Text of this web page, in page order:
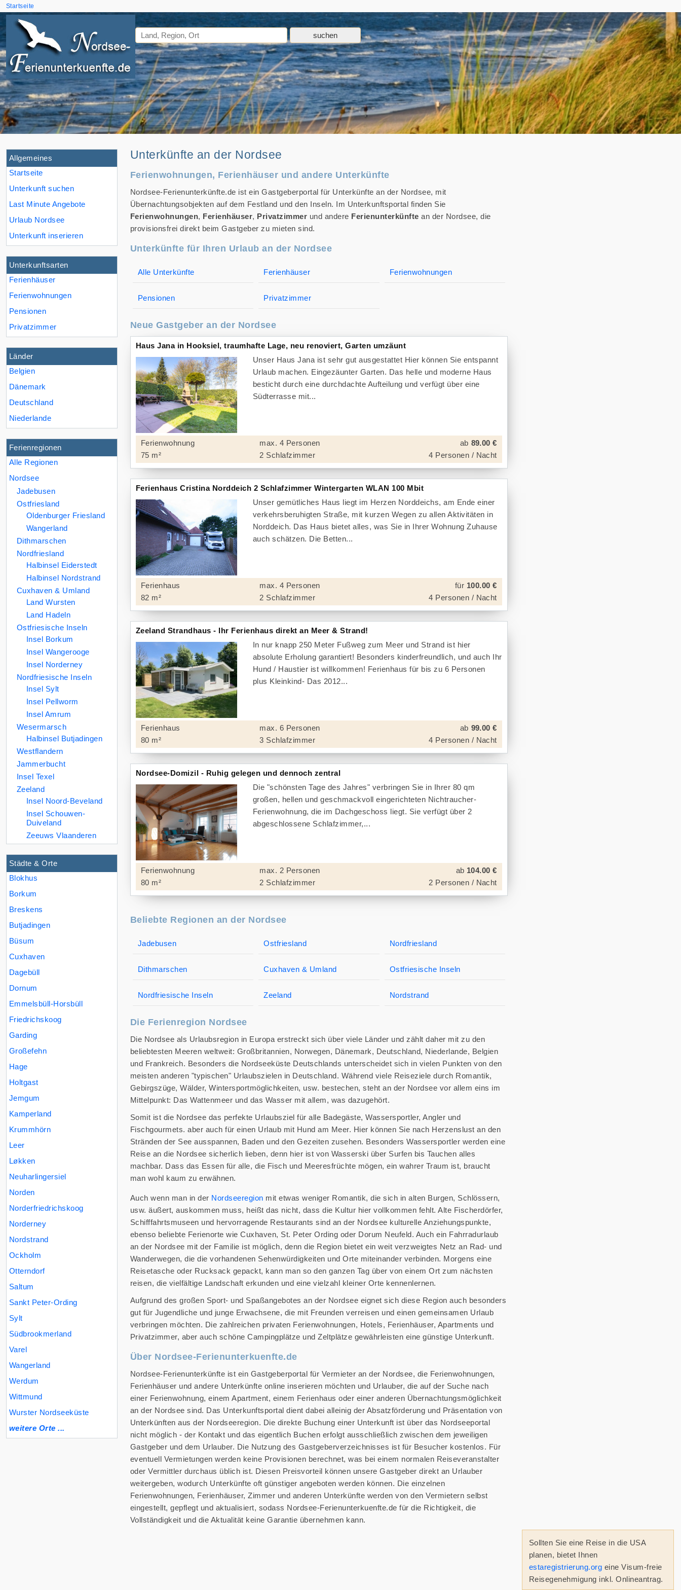
Startseite
Allgemeines
Startseite
Unterkunft suchen
Last Minute Angebote
Urlaub Nordsee
Unterkunft inserieren
Unterkunftsarten
Ferienhäuser
Ferienwohnungen
Pensionen
Privatzimmer
Länder
Belgien
Dänemark
Deutschland
Niederlande
Ferienregionen
Alle Regionen
Nordsee
Jadebusen
Ostfriesland
Oldenburger Friesland
Wangerland
Dithmarschen
Nordfriesland
Halbinsel Eiderstedt
Halbinsel Nordstrand
Cuxhaven & Umland
Land Wursten
Land Hadeln
Ostfriesische Inseln
Insel Borkum
Insel Wangerooge
Insel Norderney
Nordfriesische Inseln
Insel Sylt
Insel Pellworm
Insel Amrum
Wesermarsch
Halbinsel Butjadingen
Westflandern
Jammerbucht
Insel Texel
Zeeland
Insel Noord-Beveland
Insel Schouwen-
Duiveland
Zeeuws Vlaanderen
Städte & Orte
Blokhus
Borkum
Breskens
Butjadingen
Büsum
Cuxhaven
Dagebüll
Dornum
Emmelsbüll-Horsbüll
Friedrichskoog
Garding
Großefehn
Hage
Holtgast
Jemgum
Kamperland
Krummhörn
Leer
Løkken
Neuharlingersiel
Norden
Norderfriedrichskoog
Norderney
Nordstrand
Ockholm
Otterndorf
Saltum
Sankt Peter-Ording
Sylt
Südbrookmerland
Varel
Wangerland
Werdum
Wittmund
Wurster Nordseeküste
weitere Orte ...
Unterkünfte an der Nordsee
Ferienwohnungen, Ferienhäuser und andere Unterkünfte
Nordsee-Ferienunterkünfte.de ist ein Gastgeberportal für Unterkünfte an der Nordsee, mit
Übernachtungsobjekten auf dem Festland und den Inseln. Im Unterkunftsportal finden Sie
Ferienwohnungen, Ferienhäuser, Privatzimmer und andere Ferienunterkünfte an der Nordsee, die
provisionsfrei direkt beim Gastgeber zu mieten sind.
Unterkünfte für Ihren Urlaub an der Nordsee
Alle Unterkünfte Ferienhäuser Ferienwohnungen
Pensionen Privatzimmer
Neue Gastgeber an der Nordsee
Haus Jana in Hooksiel, traumhafte Lage, neu renoviert, Garten umzäunt
Unser Haus Jana ist sehr gut ausgestattet Hier können Sie entspannt
Urlaub machen. Eingezäunter Garten. Das helle und moderne Haus
besticht durch eine durchdachte Aufteilung und verfügt über eine
Südterrasse mit...
Ferienwohnung
75 m²
max. 4 Personen
2 Schlafzimmer
ab 89.00 €
4 Personen / Nacht
Ferienhaus Cristina Norddeich 2 Schlafzimmer Wintergarten WLAN 100 Mbit
Unser gemütliches Haus liegt im Herzen Norddeichs, am Ende einer
verkehrsberuhigten Straße, mit kurzen Wegen zu allen Aktivitäten in
Norddeich. Das Haus bietet alles, was Sie in Ihrer Wohnung Zuhause
auch schätzen. Die Betten...
Ferienhaus
82 m²
max. 4 Personen
2 Schlafzimmer
für 100.00 €
4 Personen / Nacht
Zeeland Strandhaus - Ihr Ferienhaus direkt an Meer & Strand!
In nur knapp 250 Meter Fußweg zum Meer und Strand ist hier
absolute Erholung garantiert! Besonders kinderfreundlich, und auch Ihr
Hund / Haustier ist willkommen! Ferienhaus für bis zu 6 Personen
plus Kleinkind- Das 2012...
Ferienhaus
80 m²
max. 6 Personen
3 Schlafzimmer
ab 99.00 €
4 Personen / Nacht
Nordsee-Domizil - Ruhig gelegen und dennoch zentral
Die "schönsten Tage des Jahres" verbringen Sie in Ihrer 80 qm
großen, hellen und geschmackvoll eingerichteten Nichtraucher-
Ferienwohnung, die im Dachgeschoss liegt. Sie verfügt über 2
abgeschlossene Schlafzimmer,...
Ferienwohnung
80 m²
max. 2 Personen
2 Schlafzimmer
ab 104.00 €
2 Personen / Nacht
Beliebte Regionen an der Nordsee
Jadebusen Ostfriesland Nordfriesland
Dithmarschen Cuxhaven & Umland Ostfriesische Inseln
Nordfriesische Inseln Zeeland Nordstrand
Die Ferienregion Nordsee
Die Nordsee als Urlaubsregion in Europa erstreckt sich über viele Länder und zählt daher mit zu den
beliebtesten Meeren weltweit: Großbritannien, Norwegen, Dänemark, Deutschland, Niederlande, Belgien
und Frankreich. Besonders die Nordseeküste Deutschlands unterscheidet sich in vielen Punkten von den
meisten anderen "typischen" Urlaubszielen in Deutschland. Während viele Reiseziele durch Romantik,
Gebirgszüge, Wälder, Wintersportmöglichkeiten, usw. bestechen, steht an der Nordsee vor allem eins im
Mittelpunkt: Das Wattenmeer und das Wasser mit allem, was dazugehört.
Somit ist die Nordsee das perfekte Urlaubsziel für alle Badegäste, Wassersportler, Angler und
Fischgourmets. aber auch für einen Urlaub mit Hund am Meer. Hier können Sie nach Herzenslust an den
Stränden der See ausspannen, Baden und den Gezeiten zusehen. Besonders Wassersportler werden eine
Reise an die Nordsee sicherlich lieben, denn hier ist von Wasserski über Surfen bis Tauchen alles
machbar. Dass das Essen für alle, die Fisch und Meeresfrüchte mögen, ein wahrer Traum ist, braucht
man wohl kaum zu erwähnen.
Auch wenn man in der Nordseeregion mit etwas weniger Romantik, die sich in alten Burgen, Schlössern,
usw. äußert, auskommen muss, heißt das nicht, dass die Kultur hier vollkommen fehlt. Alte Fischerdörfer,
Schifffahrtsmuseen und hervorragende Restaurants sind an der Nordsee kulturelle Anziehungspunkte,
ebenso beliebte Ferienorte wie Cuxhaven, St. Peter Ording oder Dorum Neufeld. Auch ein Fahrradurlaub
an der Nordsee mit der Familie ist möglich, denn die Region bietet ein weit verzweigtes Netz an Rad- und
Wanderwegen, die die vorhandenen Sehenwürdigkeiten und Orte miteinander verbinden. Morgens eine
Reisetasche oder Rucksack gepackt, kann man so den ganzen Tag über von einem Ort zum nächsten
reisen, die vielfältige Landschaft erkunden und eine vielzahl kleiner Orte kennenlernen.
Aufgrund des großen Sport- und Spaßangebotes an der Nordsee eignet sich diese Region auch besonders
gut für Jugendliche und junge Erwachsene, die mit Freunden verreisen und einen gemeinsamen Urlaub
verbringen möchten. Die zahlreichen privaten Ferienwohnungen, Hotels, Ferienhäuser, Apartments und
Privatzimmer, aber auch schöne Campingplätze und Zeltplätze gewährleisten eine günstige Unterkunft.
Über Nordsee-Ferienunterkuenfte.de
Nordsee-Ferienunterkünfte ist ein Gastgeberportal für Vermieter an der Nordsee, die Ferienwohnungen,
Ferienhäuser und andere Unterkünfte online inserieren möchten und Urlauber, die auf der Suche nach
einer Ferienwohnung, einem Apartment, einem Ferienhaus oder einer anderen Übernachtungsmöglichkeit
an der Nordsee sind. Das Unterkunftsportal dient dabei alleinig der Absatzförderung und Präsentation von
Unterkünften aus der Nordseeregion. Die direkte Buchung einer Unterkunft ist über das Nordseeportal
nicht möglich - der Kontakt und das eigentlich Buchen erfolgt ausschließlich zwischen dem jeweiligen
Gastgeber und dem Urlauber. Die Nutzung des Gastgeberverzeichnisses ist für Besucher kostenlos. Für
eventuell Vermietungen werden keine Provisionen berechnet, was bei einem normalen Reiseveranstalter
oder Vermittler durchaus üblich ist. Diesen Preisvorteil können unsere Gastgeber direkt an Urlauber
weitergeben, wodurch Unterkünfte oft günstiger angeboten werden können. Die einzelnen
Ferienwohnungen, Ferienhäuser, Zimmer und anderen Unterkünfte werden von den Vermietern selbst
eingestellt, gepflegt und aktualisiert, sodass Nordsee-Ferienunterkuenfte.de für die Richtigkeit, die
Vollständigkeit und die Aktualität keine Garantie übernehmen kann.
Sollten Sie eine Reise in die USA
planen, bietet Ihnen
estaregistrierung.org eine Visum-freie
Reisegenehmigung inkl. Onlineantrag.